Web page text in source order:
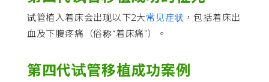
试管植入着床会出现以下2大常见症状 ，包括着床出
血及下腹疼痛（俗称“着床痛”）。
第四代试管移植成功案例